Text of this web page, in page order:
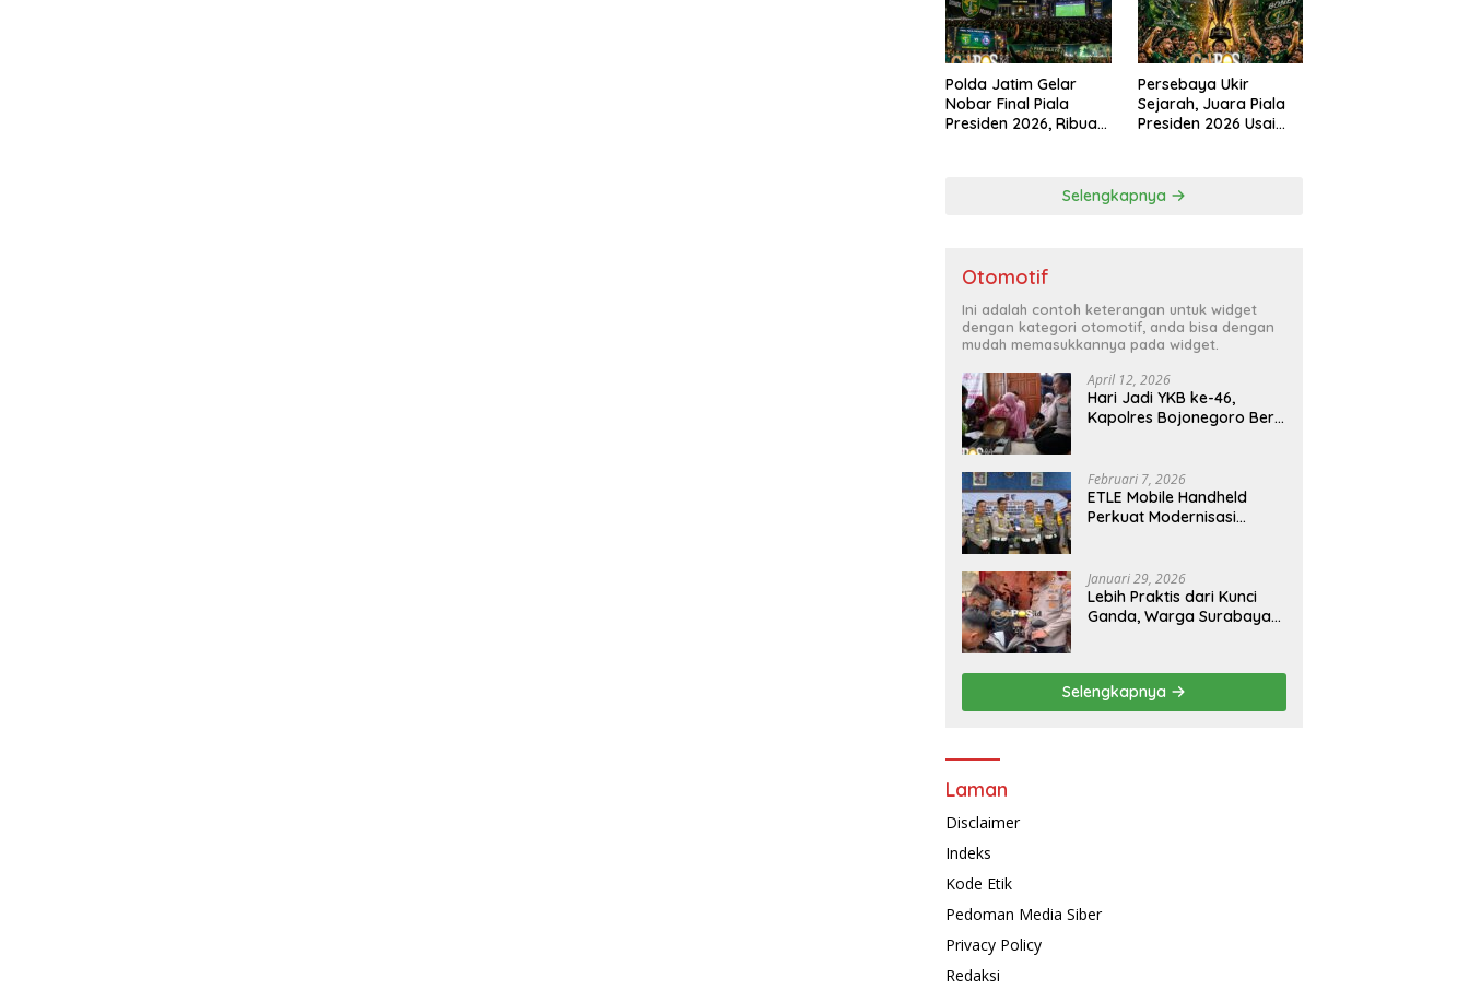
Polda Jatim Gelar
Nobar Final Piala
Presiden 2026, Ribuan
Persebaya Ukir
Sejarah, Juara Piala
Presiden 2026 Usai
Selengkapnya
Otomotif
Ini adalah contoh keterangan untuk widget
dengan kategori otomotif, anda bisa dengan
mudah memasukkannya pada widget.
April 12, 2026
Hari Jadi YKB ke-46,
Kapolres Bojonegoro Beri
Februari 7, 2026
ETLE Mobile Handheld
Perkuat Modernisasi
Januari 29, 2026
Lebih Praktis dari Kunci
Ganda, Warga Surabaya
Polrestabes Surabaya
Selengkapnya
Laman
Disclaimer
Indeks
Kode Etik
Pedoman Media Siber
Privacy Policy
Redaksi